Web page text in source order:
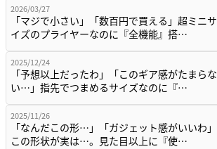
2026/03/27
「マジで小さい」「数百円で買える」超ミニサ
イズのプライヤーなのに『全機能』搭…
2025/12/24
「予想以上だったわ」「このギア感がたまらな
い…」指先でつまめるサイズなのに『…
2025/11/26
「なんだこの形…」「ガジェット感がいいわ」
この形状が実は…。見た目以上に『使…